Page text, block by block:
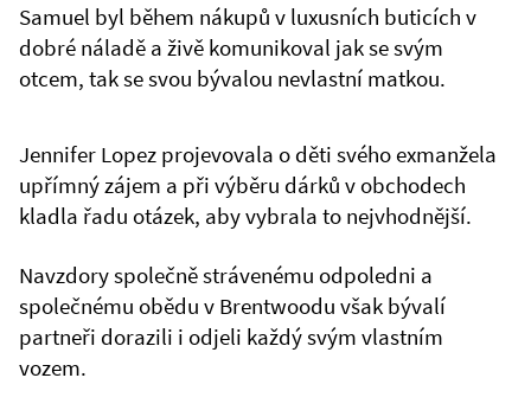
Samuel byl během nákupů v luxusních buticích v
dobré náladě a živě komunikoval jak se svým
otcem, tak se svou bývalou nevlastní matkou.
Jennifer Lopez projevovala o děti svého exmanžela
upřímný zájem a při výběru dárků v obchodech
kladla řadu otázek, aby vybrala to nejvhodnější.
Navzdory společně strávenému odpoledni a
společnému obědu v Brentwoodu však bývalí
partneři dorazili i odjeli každý svým vlastním
vozem.